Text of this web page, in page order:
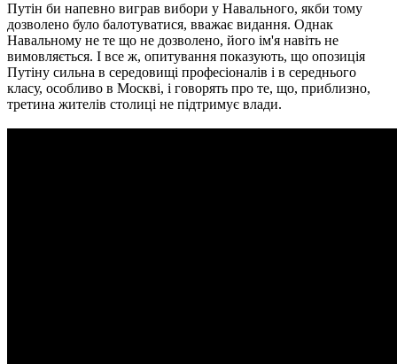
Путін би напевно виграв вибори у Навального, якби тому
дозволено було балотуватися, вважає видання. Однак
Навальному не те що не дозволено, його ім'я навіть не
вимовляється. І все ж, опитування показують, що опозиція
Путіну сильна в середовищі професіоналів і в середнього
класу, особливо в Москві, і говорять про те, що, приблизно,
третина жителів столиці не підтримує влади.